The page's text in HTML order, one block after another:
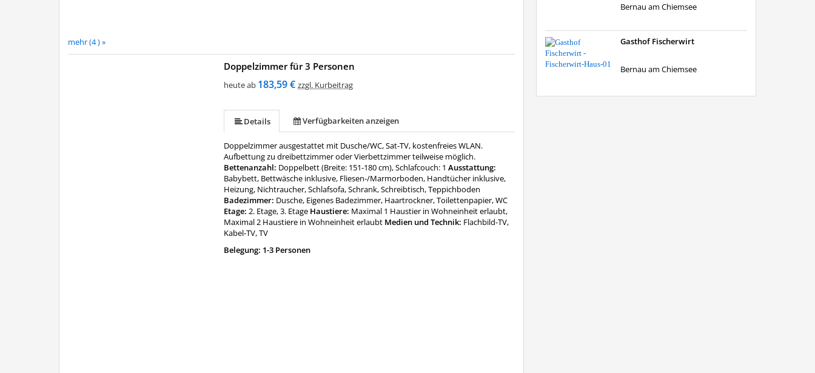
mehr (4 ) »
Doppelzimmer für 3 Personen
heute ab 183,59 € zzgl. Kurbeitrag
Details Verfügbarkeiten anzeigen
Doppelzimmer ausgestattet mit Dusche/WC, Sat-TV, kostenfreies WLAN.
Aufbettung zu dreibettzimmer oder Vierbettzimmer teilweise möglich.
Bettenanzahl: Doppelbett (Breite: 151-180 cm), Schlafcouch: 1 Ausstattung:
Babybett, Bettwäsche inklusive, Fliesen-/Marmorboden, Handtücher inklusive,
Heizung, Nichtraucher, Schlafsofa, Schrank, Schreibtisch, Teppichboden
Badezimmer: Dusche, Eigenes Badezimmer, Haartrockner, Toilettenpapier, WC
Etage:2. Etage, 3. Etage Haustiere: Maximal 1 Haustier in Wohneinheit erlaubt,
Maximal 2 Haustiere in Wohneinheit erlaubt Medien und Technik: Flachbild-TV,
Kabel-TV, TV
Belegung: 1-3 Personen
Bernau am Chiemsee
Gasthof Fischerwirt
Bernau am Chiemsee